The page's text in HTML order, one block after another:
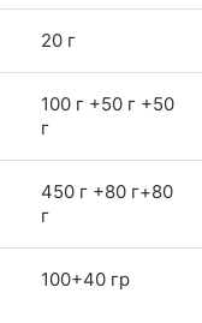
20 г
100 г +50 г +50
г
450 г +80 г+80
г
100+40 гр